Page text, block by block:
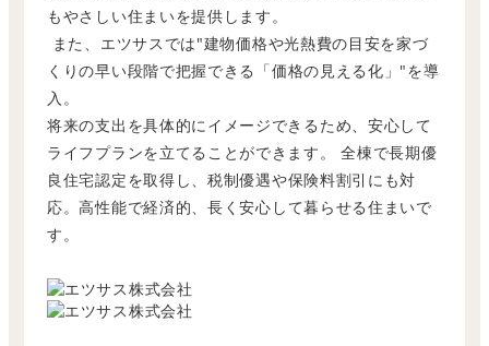
もやさしい住まいを提供します。
また、エツサスでは"建物価格や光熱費の目安を家づ
くりの早い段階で把握できる「価格の見える化」"を導
入。
将来の支出を具体的にイメージできるため、 安心して
ライフプランを立てることができます。 全棟で長期優
良住宅認定を取得し、 税制優遇や保険料割引にも対
応。高性能で経済的、 長く安心して暮らせる住まいで
す。